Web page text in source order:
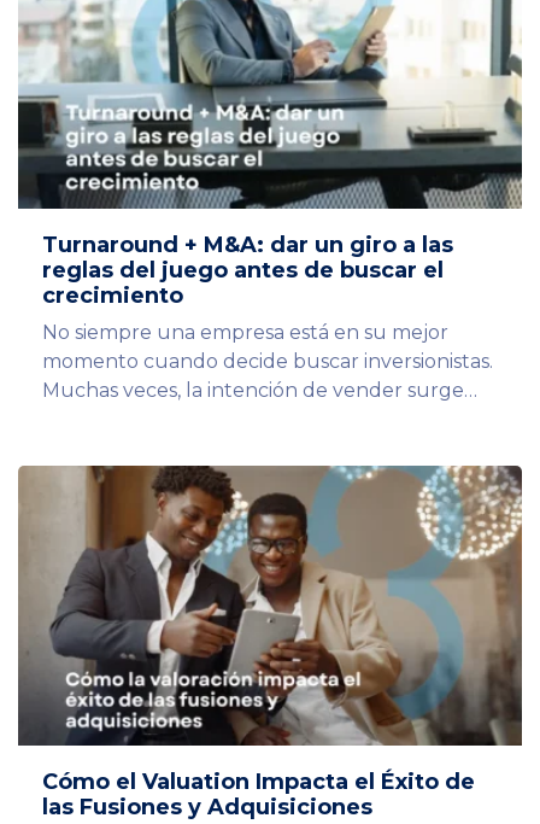
Turnaround + M&A: dar un giro a las
reglas del juego antes de buscar el
crecimiento
No siempre una empresa está en su mejor
momento cuando decide buscar inversionistas.
Muchas veces, la intención de vender surge…
Cómo el Valuation Impacta el Éxito de
las Fusiones y Adquisiciones